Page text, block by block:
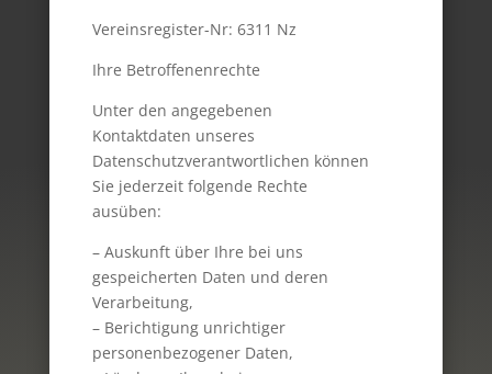
Vereinsregister-Nr: 6311 Nz
Ihre Betroffenenrechte
Unter den angegebenen
Kontaktdaten unseres
Datenschutzverantwortlichen können
Sie jederzeit folgende Rechte
ausüben:
– Auskunft über Ihre bei uns
gespeicherten Daten und deren
Verarbeitung,
– Berichtigung unrichtiger
personenbezogener Daten,